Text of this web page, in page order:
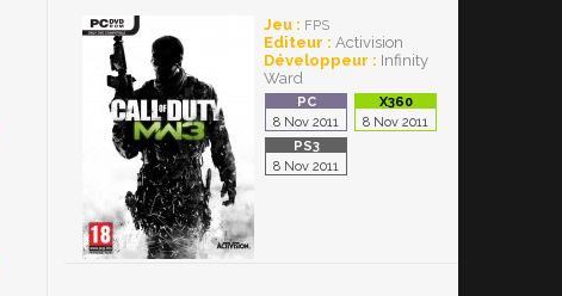
Jeu : FPS
Editeur : Activision
Développeur : Infinity
Ward
8 Nov 2011 8 Nov 2011
8 Nov 2011